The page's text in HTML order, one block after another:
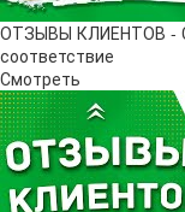
ОТЗЫВЫ КЛИЕНТОВ -
соответствие
Смотреть